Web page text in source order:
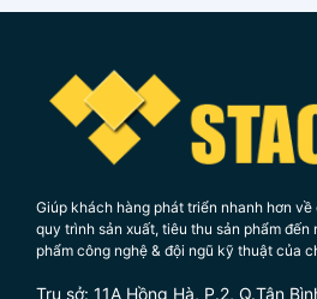
Giúp khách hàng phát triển nhanh hơn
quy trình sản xuất, tiêu thu sản phẩm đến
phẩm công nghệ & đội ngũ kỹ thuật của
Trụ sở: 11A Hồng Hà, P.2, Q.Tân